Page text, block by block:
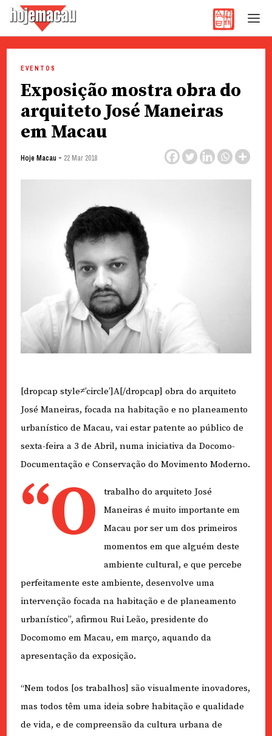
content
EVENTOS
Exposição mostra obra do
arquiteto José Maneiras
em Macau
Hoje Macau - 22 Mar 2018
[dropcap style≠’circle’]A[/dropcap] obra do arquiteto
José Maneiras, focada na habitação e no planeamento
urbanístico de Macau, vai estar patente ao público de
sexta-feira a 3 de Abril, numa iniciativa da Docomo-
Documentação e Conservação do Movimento Moderno.
“O
trabalho do arquiteto José
Maneiras é muito importante em
Macau por ser um dos primeiros
momentos em que alguém deste
ambiente cultural, e que percebe
perfeitamente este ambiente, desenvolve uma
intervenção focada na habitação e de planeamento
urbanístico”, afirmou Rui Leão, presidente do
Docomomo em Macau, em março, aquando da
apresentação da exposição.
“Nem todos [os trabalhos] são visualmente inovadores,
mas todos têm uma ideia sobre habitação e qualidade
de vida, e de compreensão da cultura urbana de